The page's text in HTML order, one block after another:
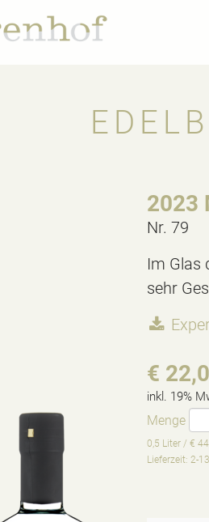
2023
Nr. 79
Im Glas
sehr
€
inkl. 19%
Menge
0,5 Liter / €
Lieferzeit: 2-